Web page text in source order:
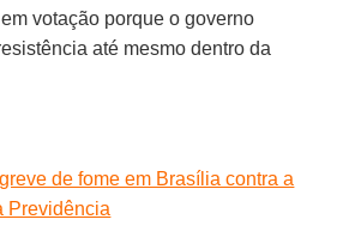
votação porque o governo
até mesmo dentro da
de fome em Brasília contra a
Previdência